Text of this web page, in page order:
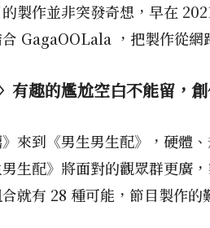
製作並非突發奇想，早在
GagaOOLala ，把製作從
有趣的尷尬空白不能留，
來到《男生男生配》，硬體
生配》將面對的觀眾群更廣
就有 28 種可能，節目製作的